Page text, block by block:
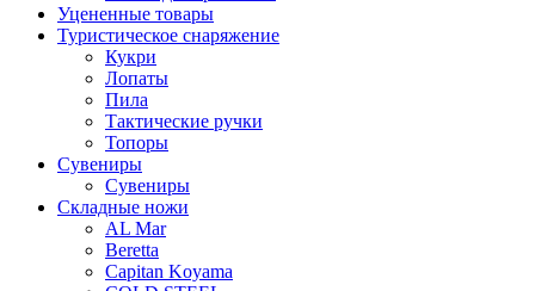
Уцененные товары
Туристическое снаряжение
Кукри
Лопаты
Пила
Тактические ручки
Топоры
Сувениры
Сувениры
Складные ножи
AL Mar
Beretta
Capitan Koyama